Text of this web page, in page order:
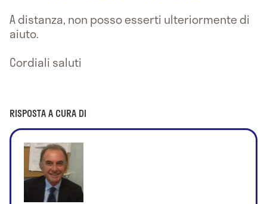
A distanza, non posso esserti ulteriormente di
aiuto.
Cordiali saluti
RISPOSTA A CURA DI